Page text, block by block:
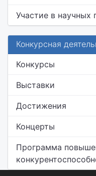
Участие в научных
Конкурсная
Конкурсы
Выставки
Достижения
Концерты
Программа